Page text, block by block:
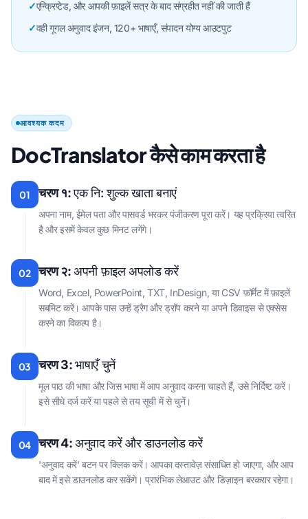
✓एन्क्रिप्टेड, और आपकी फ़ाइलें सत्र के बाद संग्रहीत नहीं की जाती हैं
✓वही गूगल अनुवाद इंजन, 120+ भाषाएँ, संपादन योग्य आउटपुट
आवश्यक कदम
DocTranslator कैसे काम करता है
01 चरण १:एक नि: शुल्क खाता बनाएं
अपना नाम, ईमेल पता और पासवर्ड भरकर पंजीकरण पूरा करें। यह प्रक्रिया त्वरित
है और इसमें केवल कुछ मिनट लगेंगे।
02 चरण २:अपनी फ़ाइल अपलोड करें
Word, Excel, PowerPoint, TXT, InDesign, या CSV फ़ॉर्मेट में फ़ाइलें
सबमिट करें। आपके पास उन्हें ड्रैग और ड्रॉप करने या अपने डिवाइस से एक्सेस
करने का विकल्प है।
03 चरण 3:भाषाएँ चुनें
मूल पाठ की भाषा और जिस भाषा में आप अनुवाद करना चाहते हैं, उसे निर्दिष्ट करें।
इसे सीधे दर्ज करें या पहले से तय सूची में से चुनें।
04 चरण 4:अनुवाद करें और डाउनलोड करें
'अनुवाद करें' बटन पर क्लिक करें। आपका दस्तावेज़ संसाधित हो जाएगा, और आप
बाद में इसे डाउनलोड कर सकेंगे। प्रारंभिक लेआउट और डिज़ाइन बरकरार रहेगा।